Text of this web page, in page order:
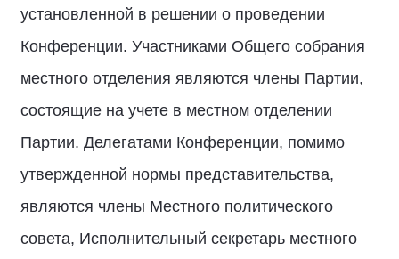
установленной в решении о проведении
Конференции. Участниками Общего собрания
местного отделения являются члены Партии,
состоящие на учете в местном отделении
Партии. Делегатами Конференции, помимо
утвержденной нормы представительства,
являются члены Местного политического
совета, Исполнительный секретарь местного